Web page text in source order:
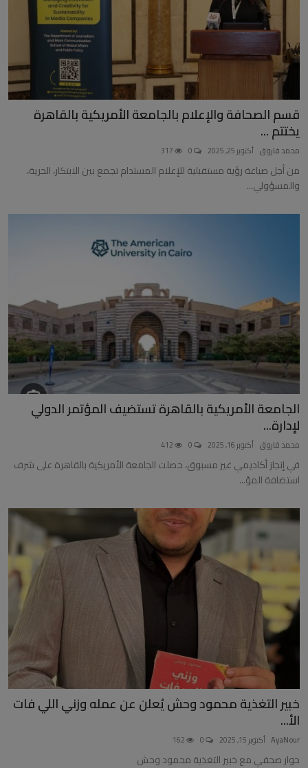
قسم الصحافة والإعلام بالجامعة الأمريكية بالقاهرة
يختتم ...
محمد فاروق أكتوبر 25, 2025
من أجل صياغة رؤية مستقبلية للإعلام المستدام تجمع بين الابتكار، الحرية،
والمسؤولي...
الجامعة الأمريكية بالقاهرة تستضيف المؤتمر الدولي
لإدارة...
محمد فاروق أكتوبر 16, 2025
في إنجاز أكاديمي غير مسبوق، حصلت الجامعة الأمريكية بالقاهرة على شرف
استضافة المؤ...
خبير التغذية محمود وحش يُعلن عن عمله وزني اللي فات
الأ...
AyaNour أكتوبر 15, 2025
حوار صحفي مع خبير التغذية محمود وحش